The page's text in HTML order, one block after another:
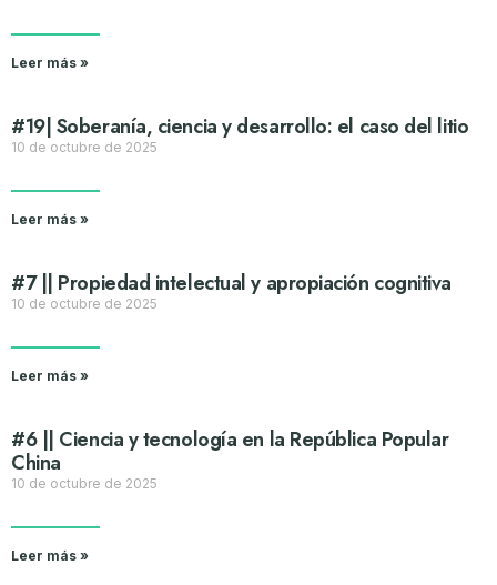
Leer más »
#19| Soberanía, ciencia y desarrollo: el caso del litio
10 de octubre de 2025
Leer más »
#7 || Propiedad intelectual y apropiación cognitiva
10 de octubre de 2025
Leer más »
#6 || Ciencia y tecnología en la República Popular
China
10 de octubre de 2025
Leer más »